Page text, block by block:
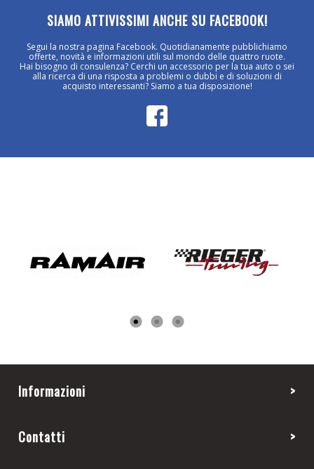
SIAMO ATTIVISSIMI ANCHE SU FACEBOOK!
Segui la nostra pagina Facebook. Quotidianamente pubblichiamo
offerte, novità e informazioni utili sul mondo delle quattro ruote.
Hai bisogno di consulenza? Cerchi un accessorio per la tua auto o sei
alla ricerca di una risposta a problemi o dubbi e di soluzioni di
acquisto interessanti? Siamo a tua disposizione!
Informazioni
Contatti